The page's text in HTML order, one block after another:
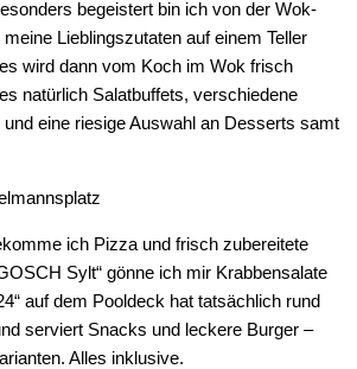
begeistert bin ich von der Wok-
Lieblingszutaten auf einem Teller
wird dann vom Koch im Wok frisch
natürlich Salatbuffets, verschiedene
eine riesige Auswahl an Desserts samt
ich Pizza und frisch zubereitete
Sylt“ gönne ich mir Krabbensalate
auf dem Pooldeck hat tatsächlich rund
serviert Snacks und leckere Burger –
Alles inklusive.